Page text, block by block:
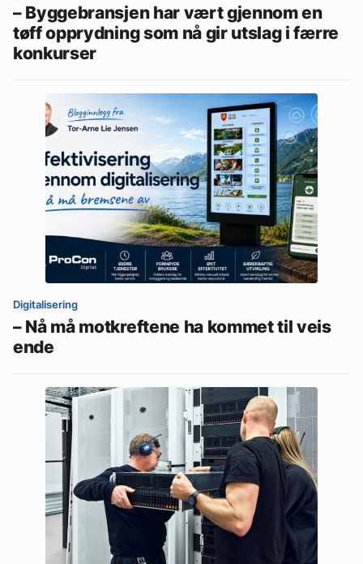
– Byggebransjen har vært gjennom en
tøff opprydning som nå gir utslag i færre
konkurser
Digitalisering
– Nå må motkreftene ha kommet til veis
ende